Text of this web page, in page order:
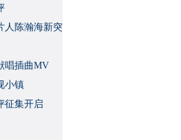
人陈瀚海新突
唱插曲MV
小镇
征集开启